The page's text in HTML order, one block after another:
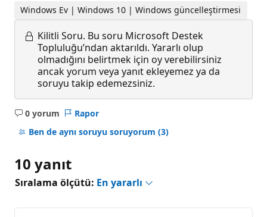
Windows Ev | Windows 10 | Windows güncelleştirmesi
Kilitli Soru. Bu soru Microsoft Destek
Topluluğu’ndan aktarıldı. Yararlı olup
olmadığını belirtmek için oy verebilirsiniz
ancak yorum veya yanıt ekleyemez ya da
soruyu takip edemezsiniz.
0 yorum
Açıklama
yok
Rapor
Ben de aynı soruyu soruyorum (3)
10 yanıt
Sıralama ölçütü: En yararlı